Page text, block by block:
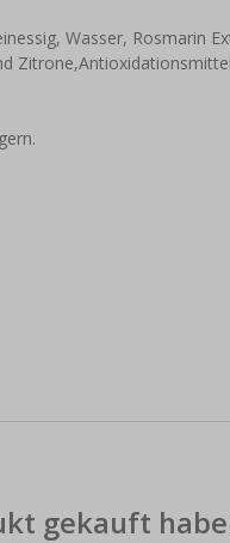
Wasser, Rosmarin
gekauft